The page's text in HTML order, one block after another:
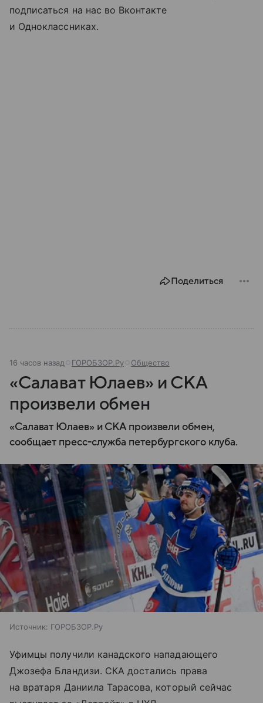
подписаться на нас во Вконтакте
и Одноклассниках.
Поделиться
16 часов назад ГОРОБЗОР.Ру Общество
«Салават Юлаев» и СКА
произвели обмен
«Салават Юлаев» и СКА произвели обмен,
сообщает пресс-служба петербургского клуба.
Источник: ГОРОБЗОР.Ру
Уфимцы получили канадского нападающего
Джозефа Бландизи. СКА достались права
на вратаря Даниила Тарасова, который сейчас